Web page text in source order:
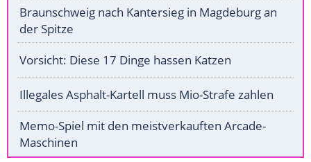
Braunschweig nach Kantersieg in Magdeburg an
der Spitze
Vorsicht: Diese 17 Dinge hassen Katzen
Illegales Asphalt-Kartell muss Mio-Strafe zahlen
Memo-Spiel mit den meistverkauften Arcade-
Maschinen